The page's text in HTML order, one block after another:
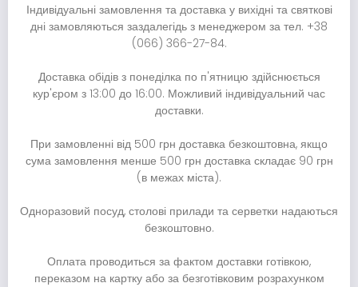
Індивідуальні замовлення та доставка у вихідні та святкові
дні замовляються заздалегідь з менеджером за тел. +38
(066) 366-27-84.
Доставка обідів з понеділка по п'ятницю здійснюється
кур'єром з 13:00 до 16:00. Можливий індивідуальний час
доставки.
При замовленні від 500 грн доставка безкоштовна, якщо
сума замовлення менше 500 грн доставка складає 90 грн
(в межах міста).
Одноразовий посуд, столові прилади та серветки надаються
безкоштовно.
Оплата проводиться за фактом доставки готівкою,
переказом на картку або за безготівковим розрахунком